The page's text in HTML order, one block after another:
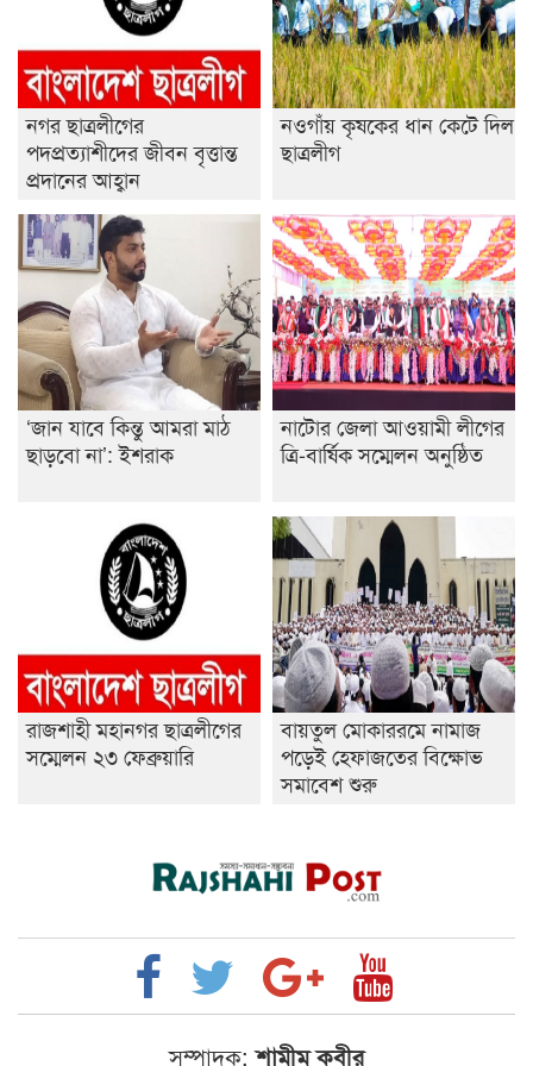
শেষ সময়ে ভোট কারচুরি অভিযোগ আবিদের
নগর ছাত্রলীগের
পদপ্রত্যাশীদের জীবন বৃত্তান্ত
প্রদানের আহ্বান
নওগাঁয় কৃষকের ধান কেটে দিল
ছাত্রলীগ
‘জান যাবে কিন্তু আমরা মাঠ
ছাড়বো না’: ইশরাক
নাটোর জেলা আওয়ামী লীগের
ত্রি-বার্ষিক সম্মেলন অনুষ্ঠিত
রাজশাহী মহানগর ছাত্রলীগের
সম্মেলন ২৩ ফেব্রুয়ারি
বায়তুল মোকাররমে নামাজ
পড়েই হেফাজতের বিক্ষোভ
সমাবেশ শুরু
সম্পাদক: শামীম কবীর